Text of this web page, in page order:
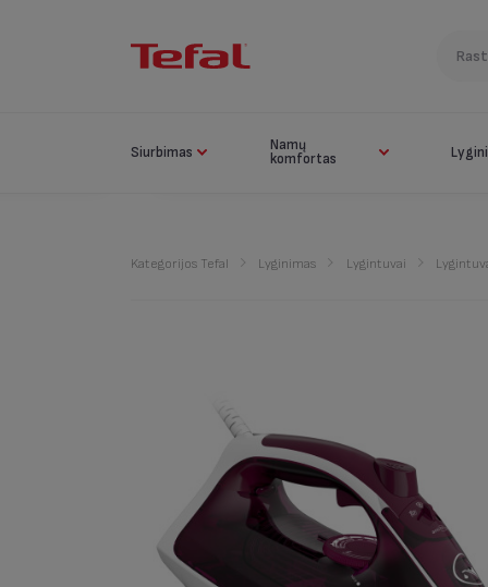
Siurbimas
Namų
komfortas
Kategorijos Tefal Lyginimas Lygintuvai